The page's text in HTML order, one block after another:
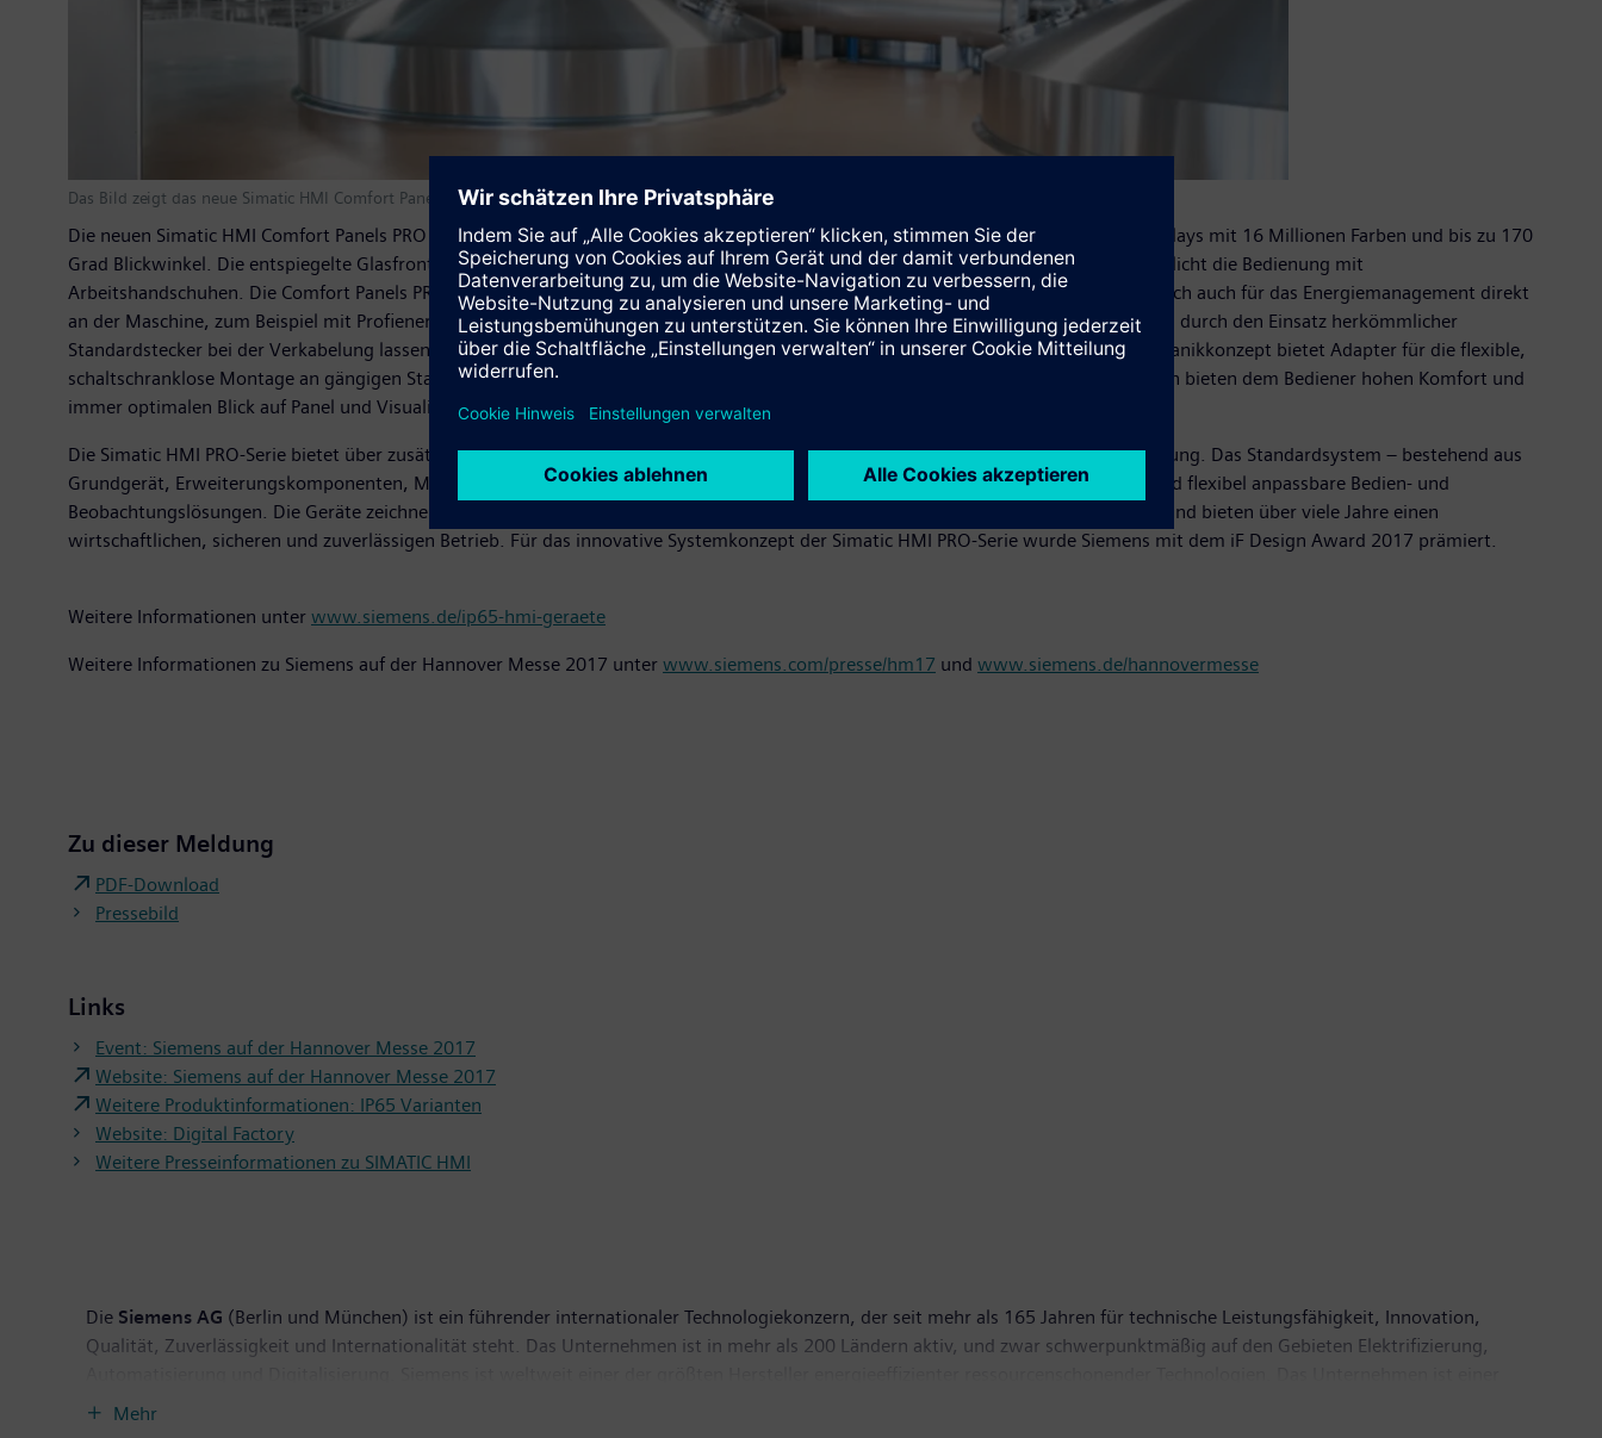
Das Bild zeigt das neue Simatic HMI Comfort Panel für die schaltschranklose Visualisierung und Automatisierung.
Die neuen Simatic HMI Comfort Panels PRO mit Schutzart rundum IP65 verfügen über brillante, stufenlos dimmbare Widescreen-Displays mit 16 Millionen Farben und bis zu 170
Grad Blickwinkel. Die entspiegelte Glasfront in modernem Design sowie mit kratzfester und chemisch beständiger Oberfläche ermöglicht die Bedienung mit
Arbeitshandschuhen. Die Comfort Panels PRO sind mit integrierter Systemkarte für automatische Backups ausgestattet und eignen sich auch für das Energiemanagement direkt
an der Maschine, zum Beispiel mit Profienergy. Im abgestimmten Zusammenspiel mit den Advanced Controllern Simatic S7-1500 und durch den Einsatz herkömmlicher
Standardstecker bei der Verkabelung lassen sich besonders wirtschaftliche Bedien- und Beobachtungslösungen realisieren. Das Mechanikkonzept bietet Adapter für die flexible,
schaltschranklose Montage an gängigen Standfuß- oder Tragarmsystemen. Die individuellen Montage- und Platzierungsmöglichkeiten bieten dem Bediener hohen Komfort und
immer optimalen Blick auf Panel und Visualisierung.
Die Simatic HMI PRO-Serie bietet über zusätzlich anbaubare Systemkomponenten individuelle Erweiterungen in Funktion und Bedienung. Das Standardsystem – bestehend aus
Grundgerät, Erweiterungskomponenten, Montageadapter und optionaler Tastatur sowie Tastaturablage – ermöglicht individuelle und flexibel anpassbare Bedien- und
Beobachtungslösungen. Die Geräte zeichnen sich durch einfache Montage, schnelle Inbetriebnahme und effizientes Engineering aus und bieten über viele Jahre einen
wirtschaftlichen, sicheren und zuverlässigen Betrieb. Für das innovative Systemkonzept der Simatic HMI PRO-Serie wurde Siemens mit dem iF Design Award 2017 prämiert.
Weitere Informationen unter www.siemens.de/ip65-hmi-geraete
Weitere Informationen zu Siemens auf der Hannover Messe 2017 unter www.siemens.com/presse/hm17 und www.siemens.de/hannovermesse
Zu dieser Meldung
PDF-Download
Pressebild
Links
Event: Siemens auf der Hannover Messe 2017
Website: Siemens auf der Hannover Messe 2017
Weitere Produktinformationen: IP65 Varianten
Website: Digital Factory
Weitere Presseinformationen zu SIMATIC HMI
Die Siemens AG (Berlin und München) ist ein führender internationaler Technologiekonzern, der seit mehr als 165 Jahren für technische Leistungsfähigkeit, Innovation,
Qualität, Zuverlässigkeit und Internationalität steht. Das Unternehmen ist in mehr als 200 Ländern aktiv, und zwar schwerpunktmäßig auf den Gebieten Elektrifizierung,
der führenden Anbieter effizienter Energieerzeugungs- und Energieübertragungslösungen, Pionier bei Infrastrukturlösungen sowie bei Automatisierungs-, Antriebs- und
Mehr